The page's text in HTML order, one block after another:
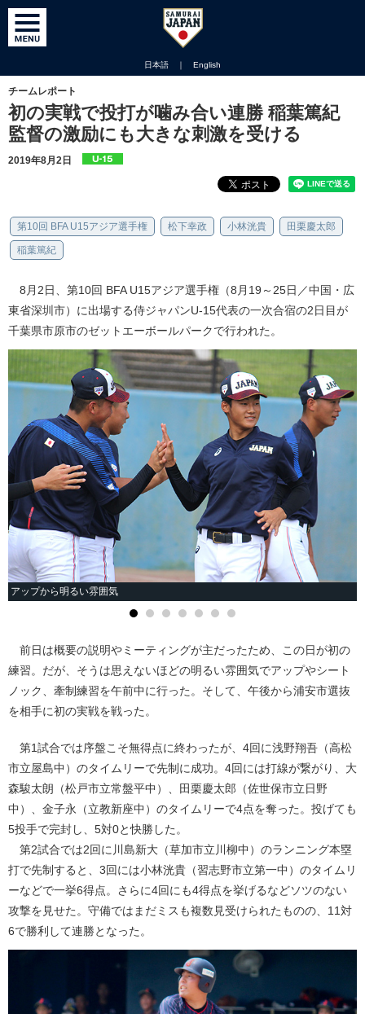
日本語 ｜ English
チームレポート
初の実戦で投打が噛み合い連勝 稲葉篤紀
監督の激励にも大きな刺激を受ける
2019年8月2日
第10回 BFA U15アジア選手権 松下幸政 小林洸貴 田栗慶太郎
稲葉篤紀
8月2日、第10回 BFA U15アジア選手権（8月19～25日／中国・広
東省深圳市）に出場する侍ジャパンU-15代表の一次合宿の2日目が
千葉県市原市のゼットエーボールパークで行われた。
アップから明るい雰囲気
前日は概要の説明やミーティングが主だったため、この日が初の
練習。だが、そうは思えないほどの明るい雰囲気でアップやシート
ノック、牽制練習を午前中に行った。そして、午後から浦安市選抜
を相手に初の実戦を戦った。
第1試合では序盤こそ無得点に終わったが、4回に浅野翔吾（高松
市立屋島中）のタイムリーで先制に成功。4回には打線が繋がり、大
森駿太朗（松戸市立常盤平中）、田栗慶太郎（佐世保市立日野
中）、金子永（立教新座中）のタイムリーで4点を奪った。投げても
5投手で完封し、5対0と快勝した。
第2試合では2回に川島新大（草加市立川柳中）のランニング本塁
打で先制すると、3回には小林洸貴（習志野市立第一中）のタイムリ
ーなどで一挙6得点。さらに4回にも4得点を挙げるなどソツのない
攻撃を見せた。守備ではまだミスも複数見受けられたものの、11対
6で勝利して連勝となった。